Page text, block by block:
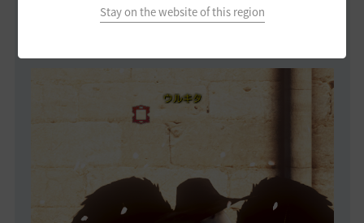
Stay on the website of this region